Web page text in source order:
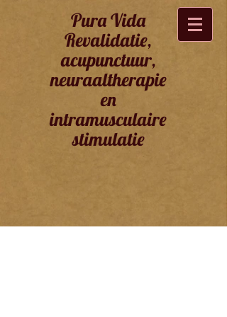
Pura Vida
Revalidatie,
acupunctuur,
neuraaltherapie
en
intramusculaire
stimulatie